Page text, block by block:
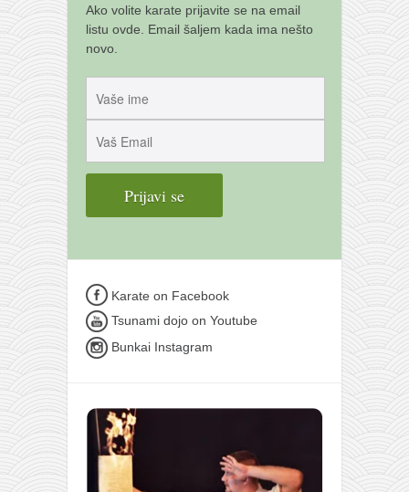
Ako volite karate prijavite se na email
listu ovde. Email šaljem kada ima nešto
novo.
Karate on Facebook
Tsunami dojo on Youtube
Bunkai Instagram